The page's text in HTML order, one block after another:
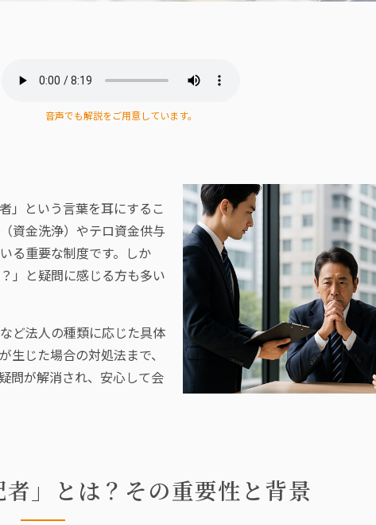
音声でも解説をご用意しています。
」という言葉を耳にするこ
資金洗浄）やテロ資金供与
る重要な制度です。しか
」と疑問に感じる方も多い
ど法人の種類に応じた具体
じた場合の対処法まで、
問が解消され、安心して会
」とは？その重要性と背景